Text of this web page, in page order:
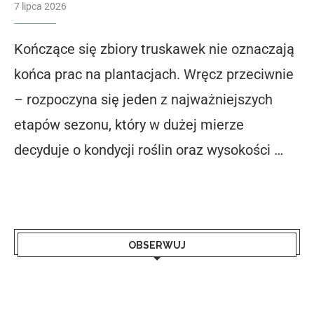
7 lipca 2026
Kończące się zbiory truskawek nie oznaczają
końca prac na plantacjach. Wręcz przeciwnie
– rozpoczyna się jeden z najważniejszych
etapów sezonu, który w dużej mierze
decyduje o kondycji roślin oraz wysokości …
OBSERWUJ